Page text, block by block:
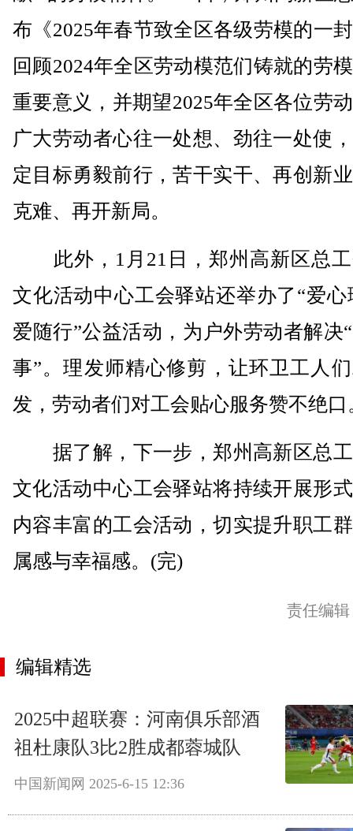
布《2025年春节致全区各级劳模的一
回顾2024年全区劳动模范们铸就的劳
重要意义，并期望2025年全区各位劳
广大劳动者心往一处想、劲往一处使
定目标勇毅前行，苦干实干、再创新
克难、再开新局。
此外，1月21日，郑州高新区总工
文化活动中心工会驿站还举办了“爱心
爱随行”公益活动，为户外劳动者解决
事”。理发师精心修剪，让环卫工人
发，劳动者们对工会贴心服务赞不绝口
据了解，下一步，郑州高新区总
文化活动中心工会驿站将持续开展形
内容丰富的工会活动，切实提升职工
属感与幸福感。(完)
责任编
编辑精选
2025中超联赛：河南俱乐部酒
祖杜康队3比2胜成都蓉城队
中国新闻网 2025-6-15 12:36